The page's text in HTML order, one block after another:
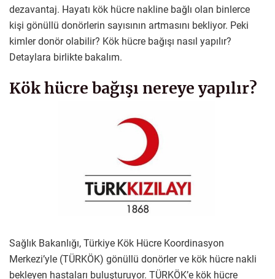
dezavantaj. Hayatı kök hücre nakline bağlı olan binlerce
kişi gönüllü donörlerin sayısının artmasını bekliyor. Peki
kimler donör olabilir? Kök hücre bağışı nasıl yapılır?
Detaylara birlikte bakalım.
Kök hücre bağışı nereye yapılır?
Sağlık Bakanlığı, Türkiye Kök Hücre Koordinasyon
Merkezi’yle (TÜRKÖK) gönüllü donörler ve kök hücre nakli
bekleyen hastaları buluşturuyor. TÜRKÖK’e kök hücre